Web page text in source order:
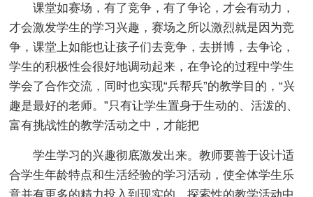
课堂如赛场，有了竞争，有了争论，才会有动力，
才会激发学生的学习兴趣，赛场之所以激烈就是因为竞
争，课堂上如能也让孩子们去竞争，去拼博，去争论，
学生的积极性会很好地调动起来，在争论的过程中学生
学会了合作交流，同时也实现“兵帮兵”的教学目的，“兴
趣是最好的老师。”只有让学生置身于生动的、活泼的、
富有挑战性的教学活动之中，才能把
学生学习的兴趣彻底激发出来。教师要善于设计适
合学生年龄特点和生活经验的学习活动，使全体学生乐
意并有更多的精力投入到现实的、探索性的教学活动中